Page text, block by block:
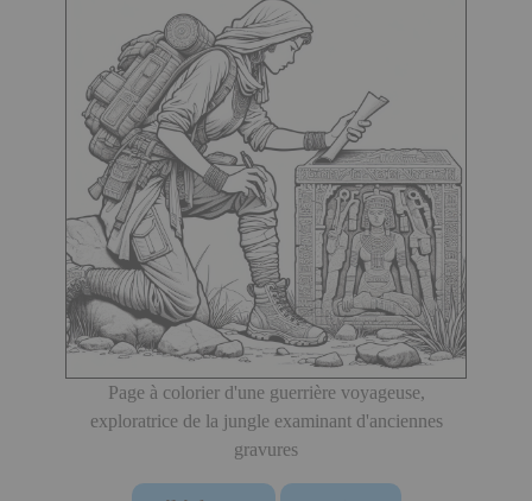
Page à colorier d'une guerrière voyageuse,
exploratrice de la jungle examinant d'anciennes
gravures